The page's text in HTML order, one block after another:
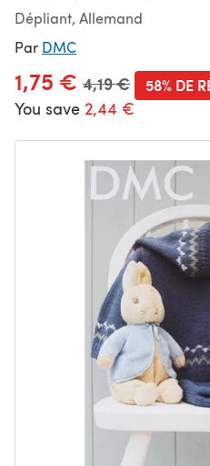
Dépliant, Allemand
Par DMC
1,75 € Ancien prix
4,19 €
You save 2,44 €
58% DE